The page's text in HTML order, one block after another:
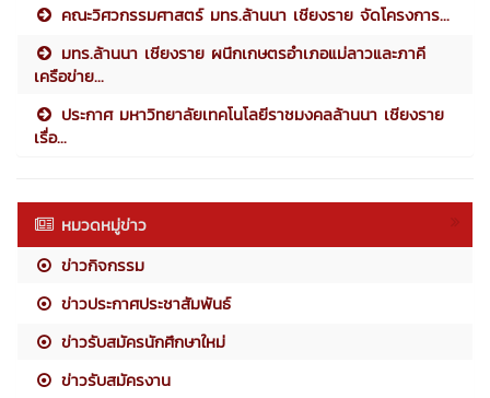
คณะวิศวกรรมศาสตร์ มทร.ล้านนา เชียงราย จัดโครงการ...
มทร.ล้านนา เชียงราย ผนึกเกษตรอำเภอแม่ลาวและภาคี
เครือข่าย...
ประกาศ มหาวิทยาลัยเทคโนโลยีราชมงคลล้านนา เชียงราย
เรื่อ...
หมวดหมู่ข่าว
ข่าวกิจกรรม
ข่าวประกาศประชาสัมพันธ์
ข่าวรับสมัครนักศึกษาใหม่
ข่าวรับสมัครงาน